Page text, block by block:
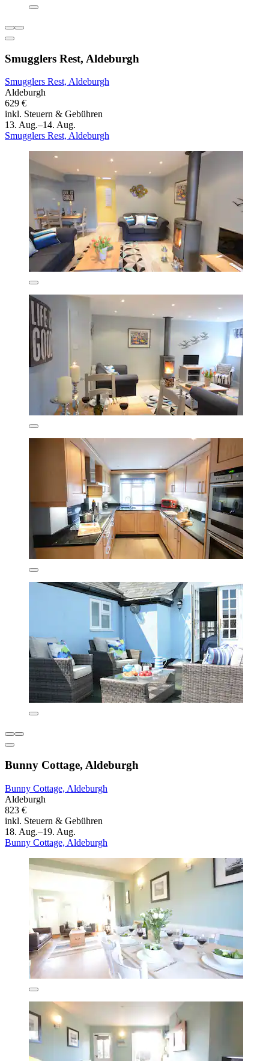
Smugglers Rest, Aldeburgh
Smugglers Rest, Aldeburgh
Aldeburgh
629 €
inkl. Steuern & Gebühren
13. Aug.–14. Aug.
Smugglers Rest, Aldeburgh
Bunny Cottage, Aldeburgh
Bunny Cottage, Aldeburgh
Aldeburgh
823 €
inkl. Steuern & Gebühren
18. Aug.–19. Aug.
Bunny Cottage, Aldeburgh